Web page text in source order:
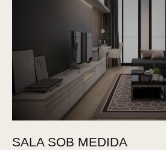
SALA SOB MEDIDA